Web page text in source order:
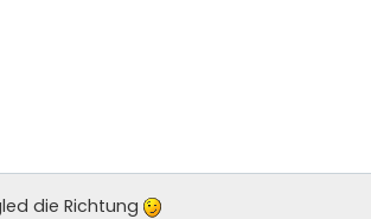
"45"],
die Richtung